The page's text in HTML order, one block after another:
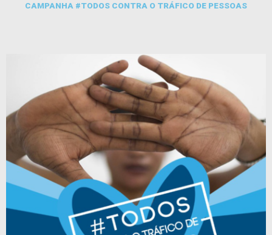
CAMPANHA #TODOS CONTRA O TRÁFICO DE PESSOAS